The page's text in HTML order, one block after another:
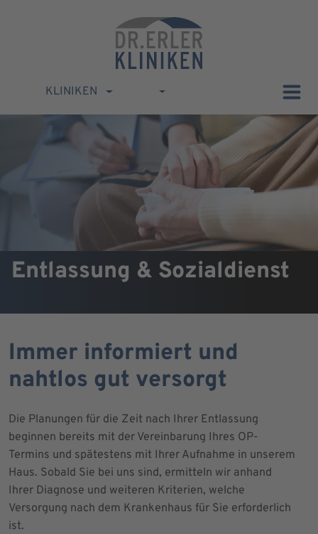
KLINIKEN
Entlassung & Sozialdienst
Immer informiert und
nahtlos gut versorgt
Die Planungen für die Zeit nach Ihrer Entlassung
beginnen bereits mit der Vereinbarung Ihres OP-
Termins und spätestens mit Ihrer Aufnahme in unserem
Haus. Sobald Sie bei uns sind, ermitteln wir anhand
Ihrer Diagnose und weiteren Kriterien, welche
Versorgung nach dem Krankenhaus für Sie erforderlich
ist.